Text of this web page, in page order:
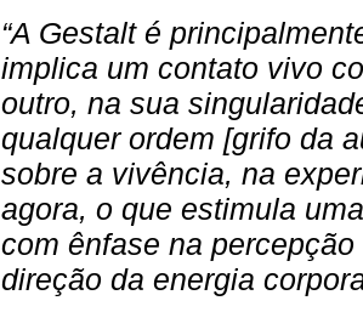
“A Gestalt é
implica um contato vivo
outro, na sua
qualquer ordem [grifo da
sobre a vivência, na
agora, o que estimula
com ênfase na
direção da energia